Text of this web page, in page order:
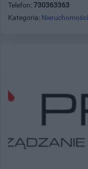
Telefon: 730363363
Kategoria: Nieruchomości